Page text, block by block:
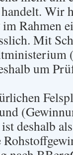
Wir
Rahmen
Mit
um
deshalb